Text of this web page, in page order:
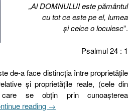
„Al DOMNULUI este pământul
cu tot ce este pe el, lumea
şi ceice o locuiesc”.
Psalmul 24 : 1
de-a face distincţia între proprietăţile
şi proprietăţile reale, (cele din
care se obţin prin cunoaşterea
reading „Între
→